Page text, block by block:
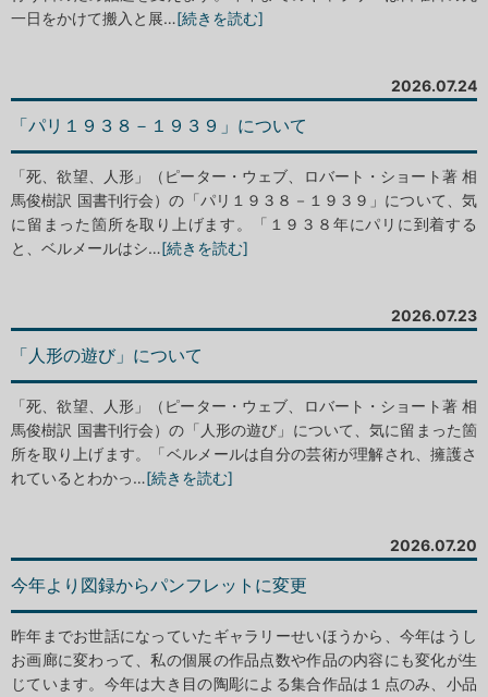
一日をかけて搬入と展…[続きを読む]
2026.07.24
「パリ１９３８－１９３９」について
「死、欲望、人形」（ピーター・ウェブ、ロバート・ショート著 相
馬俊樹訳 国書刊行会）の「パリ１９３８－１９３９」について、気
に留まった箇所を取り上げます。「１９３８年にパリに到着する
と、ベルメールはシ…[続きを読む]
2026.07.23
「人形の遊び」について
「死、欲望、人形」（ピーター・ウェブ、ロバート・ショート著 相
馬俊樹訳 国書刊行会）の「人形の遊び」について、気に留まった箇
所を取り上げます。「ベルメールは自分の芸術が理解され、擁護さ
れているとわかっ…[続きを読む]
2026.07.20
今年より図録からパンフレットに変更
昨年までお世話になっていたギャラリーせいほうから、今年はうし
お画廊に変わって、私の個展の作品点数や作品の内容にも変化が生
じています。今年は大き目の陶彫による集合作品は１点のみ、小品